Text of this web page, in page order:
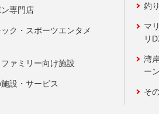
専門店
ク・スポーツエンタメ
ァミリー向け施設
設・サービス
釣
マ
リ
湾
ー
そ